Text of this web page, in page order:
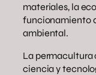
materiales, la
funcionamiento
ambiental.
La permacultura
ciencia y